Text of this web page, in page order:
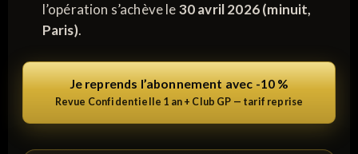
l’opération s’achève le30 avril 2026 (minuit,
Paris).
Je reprends l’abonnement avec -10 %
Revue Confidentielle 1 an + Club GP — tarif reprise